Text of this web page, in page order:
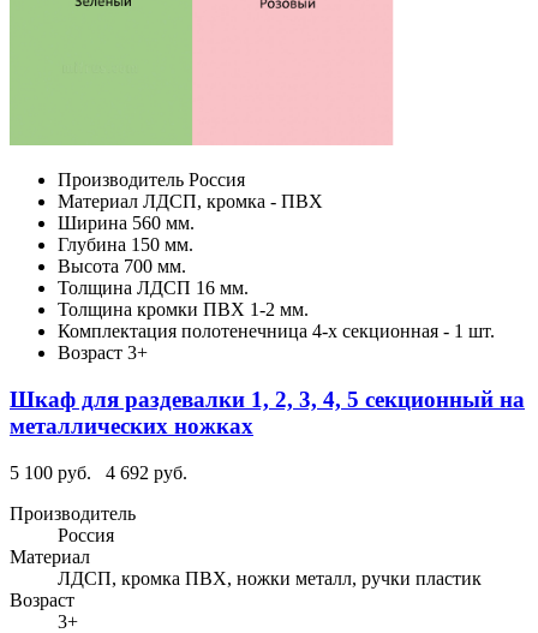
Производитель Россия
Материал ЛДСП, кромка - ПВХ
Ширина 560 мм.
Глубина 150 мм.
Высота 700 мм.
Толщина ЛДСП 16 мм.
Толщина кромки ПВХ 1-2 мм.
Комплектация полотенечница 4-х секционная - 1 шт.
Возраст 3+
Шкаф для раздевалки 1, 2, 3, 4, 5 секционный на
металлических ножках
5 100 руб.
4 692 руб.
Производитель
Россия
Материал
ЛДСП, кромка ПВХ, ножки металл, ручки пластик
Возраст
3+